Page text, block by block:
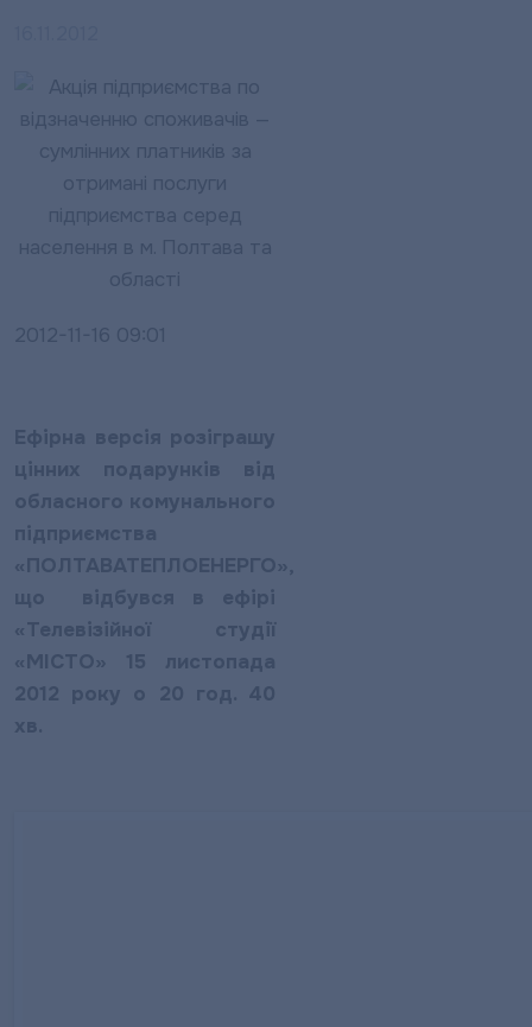
2012-11-16 09:01
Ефірна версія розіграшу
цінних подарунків від
обласного комунального
підприємства
«ПОЛТАВАТЕПЛОЕНЕРГО»,
що відбувся в ефірі
«Телевізійної студії
«МІСТО» 15 листопада
2012 року о 20 год. 40
хв.